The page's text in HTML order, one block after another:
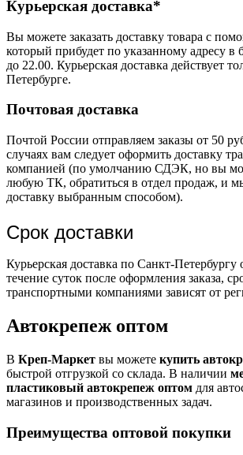
Курьерская доставка*
Вы можете заказать доставку товара с
который прибудет по указанному адресу в
до 22.00. Курьерская доставка действует
Петербурге.
Почтовая доставка
Почтой России отправляем заказы от 50
случаях вам следует оформить доставку
компанией (по умолчанию СДЭК, но вы
любую ТК, обратиться в отдел продаж, и
доставку выбранным способом).
Срок доставки
Курьерская доставка по Санкт-Петербургу
течение суток после оформления заказа,
транспортными компаниями зависят от
Автокрепеж оптом
В Креп-Маркет вы можете купить
быстрой отгрузкой со склада. В наличии
пластиковый автокрепеж оптом для
магазинов и производственных задач.
Преимущества оптовой покупки